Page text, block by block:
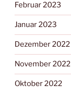
Februar 2023
Januar 2023
Dezember 2022
November 2022
Oktober 2022